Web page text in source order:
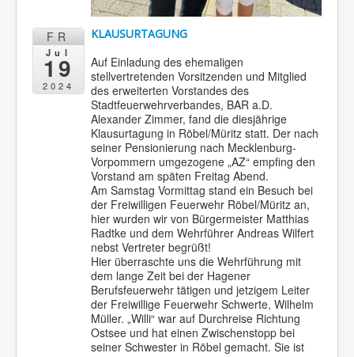
FR
Jul
19
2024
KLAUSURTAGUNG
Auf Einladung des ehemaligen
stellvertretenden Vorsitzenden und Mitglied
des erweiterten Vorstandes des
Stadtfeuerwehrverbandes, BAR a.D.
Alexander Zimmer, fand die diesjährige
Klausurtagung in Röbel/Müritz statt. Der nach
seiner Pensionierung nach Mecklenburg-
Vorpommern umgezogene „AZ“ empfing den
Vorstand am späten Freitag Abend.
Am Samstag Vormittag stand ein Besuch bei
der Freiwilligen Feuerwehr Röbel/Müritz an,
hier wurden wir von Bürgermeister Matthias
Radtke und dem Wehrführer Andreas Wilfert
nebst Vertreter begrüßt!
Hier überraschte uns die Wehrführung mit
dem lange Zeit bei der Hagener
Berufsfeuerwehr tätigen und jetzigem Leiter
der Freiwillige Feuerwehr Schwerte, Wilhelm
Müller. „Willi“ war auf Durchreise Richtung
Ostsee und hat einen Zwischenstopp bei
seiner Schwester in Röbel gemacht. Sie ist